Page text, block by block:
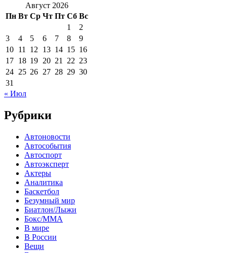
Август 2026
Пн Вт Ср Чт Пт Сб Вс
1
2
3
4 5 6 7 8
9
10 11 12 13 14 15 16
17 18 19 20 21 22 23
24 25 26 27 28 29 30
31
« Июл
Рубрики
Автоновости
Автособытия
Автоспорт
Автоэксперт
Актеры
Аналитика
Баскетбол
Безумный мир
Биатлон/Лыжи
Бокс/MMA
В мире
В России
Вещи